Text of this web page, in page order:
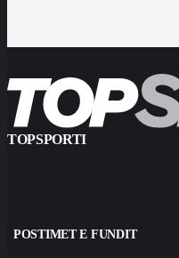
TOPSPORTI
POSTIMET E FUNDIT